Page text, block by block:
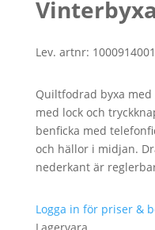
Lev. artnr:
Quiltfodrad byxa
med lock och
benficka med
och hällor i midjan.
nederkant är
Logga in för priser &